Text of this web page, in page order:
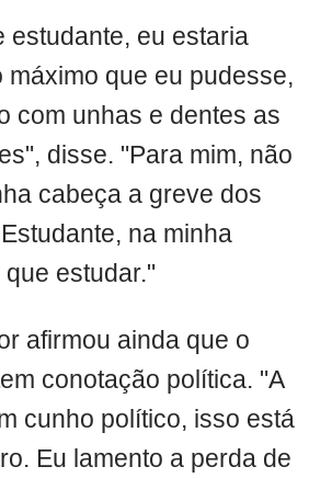
estudante, eu estaria
máximo que eu pudesse,
com unhas e dentes as
disse. "Para mim, não
cabeça a greve dos
na minha
estudar."
afirmou ainda que o
conotação política. "A
cunho político, isso está
Eu lamento a perda de